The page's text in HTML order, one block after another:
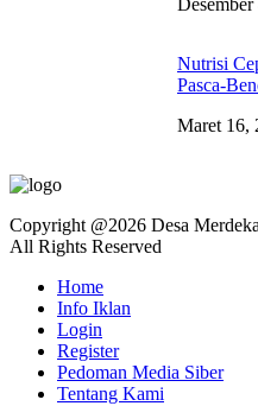
Nutrisi
Pasca-
Maret 16,
Copyright @2026 Desa
All Rights Reserved
Home
Info Iklan
Login
Register
Pedoman Media Siber
Tentang Kami